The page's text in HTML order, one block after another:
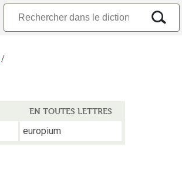
/
EN TOUTES LETTRES
europium